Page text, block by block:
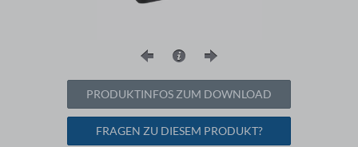
PRODUKTINFOS ZUM DOWNLOAD
FRAGEN ZU DIESEM PRODUKT?